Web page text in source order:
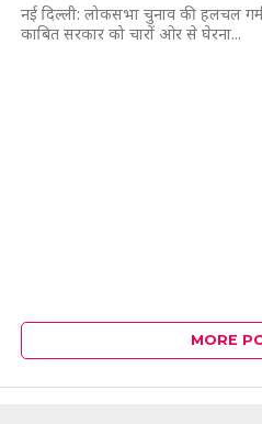
नई दिल्ली: लोकसभा चुनाव की हलचल
काबित सरकार को चारों ओर से घेरना...
MORE